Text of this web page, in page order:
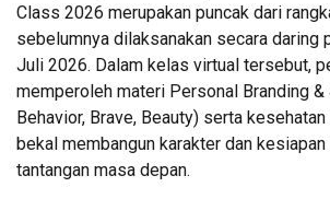
Class 2026 merupakan puncak dari
sebelumnya dilaksanakan secara daring
Juli 2026. Dalam kelas virtual tersebut,
memperoleh materi Personal Branding &
Behavior, Brave, Beauty) serta
bekal membangun karakter dan
tantangan masa depan.